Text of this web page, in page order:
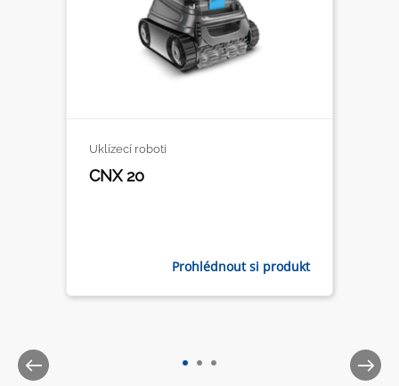
Uklízecí roboti
CNX 20
Prohlédnout si produkt